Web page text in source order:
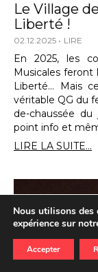
Le Village
Liberté !
02.12.2025 LIRE
En 2025, les
Musicales feront
Liberté… Mais
véritable QG du
de-chaussée
point info et
LIRE LA SUITE...
Nous utilisons
expérience sur
Accepter